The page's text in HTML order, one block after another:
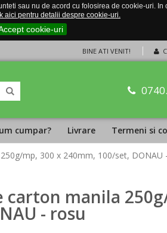
sau nu de acord cu folosirea de cookie-uri.
aici pentru detalii despre cookie-uri.
cookie-uri
BINE ATI VENIT!
cumpar? Livrare Termeni si
mp, 300 x 240mm, 100/set, DONAU
carton manila
- rosu